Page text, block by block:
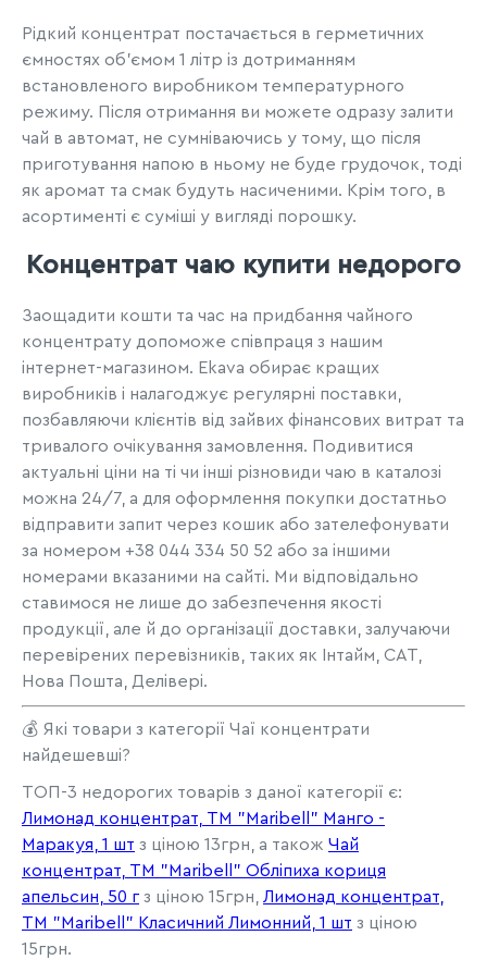
Рідкий концентрат постачається в герметичних
ємностях об’ємом 1 літр із дотриманням
встановленого виробником температурного
режиму. Після отримання ви можете одразу залити
чай в автомат, не сумніваючись у тому, що після
приготування напою в ньому не буде грудочок, тоді
як аромат та смак будуть насиченими. Крім того, в
асортименті є суміші у вигляді порошку.
Концентрат чаю купити недорого
Заощадити кошти та час на придбання чайного
концентрату допоможе співпраця з нашим
інтернет-магазином. Ekava обирає кращих
виробників і налагоджує регулярні поставки,
позбавляючи клієнтів від зайвих фінансових витрат та
тривалого очікування замовлення. Подивитися
актуальні ціни на ті чи інші різновиди чаю в каталозі
можна 24/7, а для оформлення покупки достатньо
відправити запит через кошик або зателефонувати
за номером +38 044 334 50 52 або за іншими
номерами вказаними на сайті. Ми відповідально
ставимося не лише до забезпечення якості
продукції, але й до організації доставки, залучаючи
перевірених перевізників, таких як Інтайм, САТ,
Нова Пошта, Делівері.
💰 Які товари з категорії Чаї концентрати
найдешевші?
ТОП-3 недорогих товарів з даної категорії є:
Лимонад концентрат, ТМ "Maribell" Манго -
Маракуя, 1 шт з ціною 13грн, а також Чай
концентрат, ТМ "Maribell" Обліпиха кориця
апельсин, 50 г з ціною 15грн, Лимонад концентрат,
ТМ "Maribell" Класичний Лимонний, 1 шт з ціною
15грн.